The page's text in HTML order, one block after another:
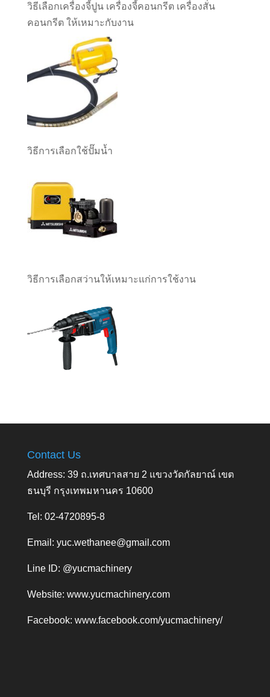
วิธีเลือกเครื่องจี้ปูน เครื่องจี้คอนกรีต เครื่องสั่น
คอนกรีต ให้เหมาะกับงาน
วิธีการเลือกใช้ปั๊มน้ำ
วิธีการเลือกสว่านให้เหมาะแก่การใช้งาน
Contact Us
Address: 39 ถ.เทศบาลสาย 2 แขวงวัดกัลยาณ์ เขต
ธนบุรี กรุงเทพมหานคร 10600
Tel: 02-4720895-8
Email: yuc.wethanee@gmail.com
Line ID: @yucmachinery
Website: www.yucmachinery.com
Facebook: www.facebook.com/yucmachinery/